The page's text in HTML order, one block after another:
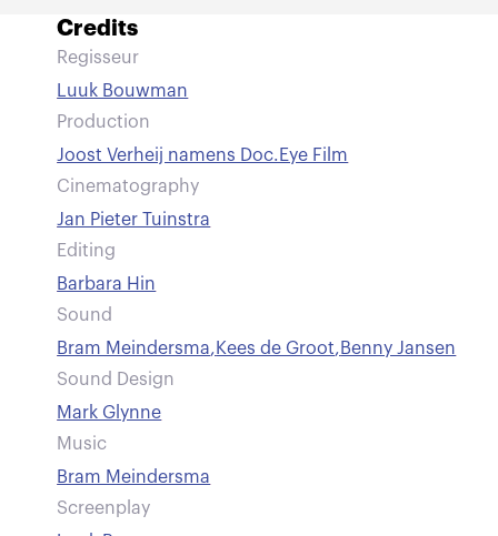
Credits
Regisseur
Luuk Bouwman
Production
Joost Verheij namens Doc.Eye Film
Cinematography
Jan Pieter Tuinstra
Editing
Barbara Hin
Sound
Bram Meindersma, Kees de Groot,Benny Jansen
Sound Design
Mark Glynne
Music
Bram Meindersma
Screenplay